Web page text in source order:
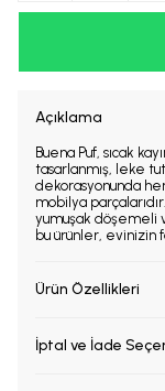
Açıklama
Buena Puf, sıcak
tasarlanmış, leke
dekorasyonunda
mobilya
yumuşak döşemeli
bu ürünler, evinizin
Ürün Özellikleri
İptal ve İade